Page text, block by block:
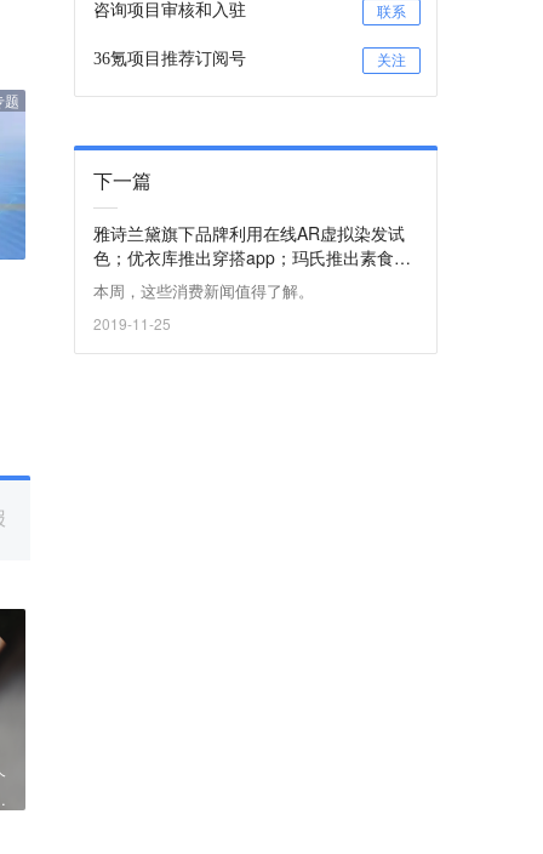
题
咨询项目审核和入驻 联系
36氪项目推荐订阅号 关注
下一篇
雅诗兰黛旗下品牌利用在线AR虚拟染发试
色；优衣库推出穿搭app；玛氏推出素食巧
克力 | 一周消费新闻Vol.61
本周，这些消费新闻值得了解。
2019-11-25